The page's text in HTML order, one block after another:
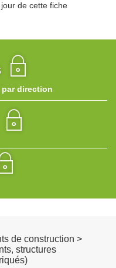
de cette fiche
direction
de construction >
structures